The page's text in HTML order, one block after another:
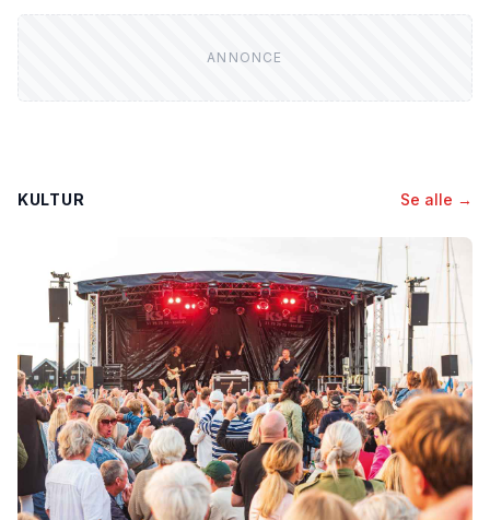
KULTUR Se alle →